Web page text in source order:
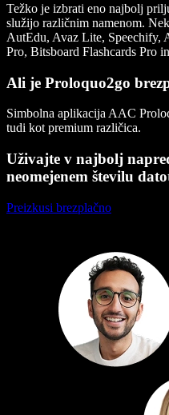
Težko je izbrati eno najbolj
služijo različnim namenom.
AutEdu, Avaz Lite,
Pro, Bitsboard Flashcards Pro
Ali je Proloquo2go
Simbolna aplikacija AAC
tudi kot premium različica.
Uživajte v najbolj
neomejenem številu
Preizkusi brezplačno